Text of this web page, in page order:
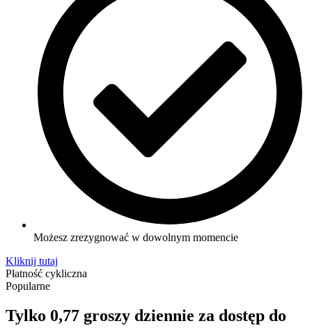
Możesz zrezygnować w dowolnym momencie
Kliknij tutaj
Płatność cykliczna
Popularne
Tylko 0,77 groszy dziennie za dostęp do